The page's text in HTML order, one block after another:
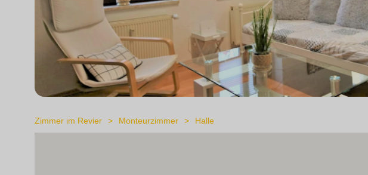
Zimmer im Revier Monteurzimmer Halle